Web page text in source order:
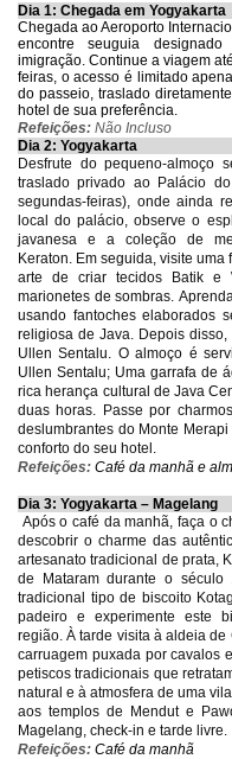
Dia 1: Chegada em Yogyakarta
Chegada ao Aeroporto
encontre seuguia
imigração. Continue a viagem
feiras, o acesso é limitado
do passeio, traslado
hotel de sua preferência.
Refeições: Não Incluso
Dia 2: Yogyakarta
Desfrute do pequeno-almoço
traslado privado ao Palácio
segundas-feiras), onde ainda
local do palácio, observe o
javanesa e a coleção de
Keraton. Em seguida, visite
arte de criar tecidos Batik e
marionetes de sombras.
usando fantoches elaborados
religiosa de Java. Depois
Ullen Sentalu. O almoço é
Ullen Sentalu; Uma garrafa de
rica herança cultural de Java
duas horas. Passe por
deslumbrantes do Monte
conforto do seu hotel.
Refeições: Café da manhã e
Dia 3: Yogyakarta – Magelang
Após o café da manhã, faça o
descobrir o charme das
artesanato tradicional de prata,
de Mataram durante o
tradicional tipo de biscoito
padeiro e experimente este
região. À tarde visita à aldeia
carruagem puxada por cavalos
petiscos tradicionais que
natural e à atmosfera de uma
aos templos de Mendut e
Magelang, check-in e tarde livre.
Refeições: Café da manhã